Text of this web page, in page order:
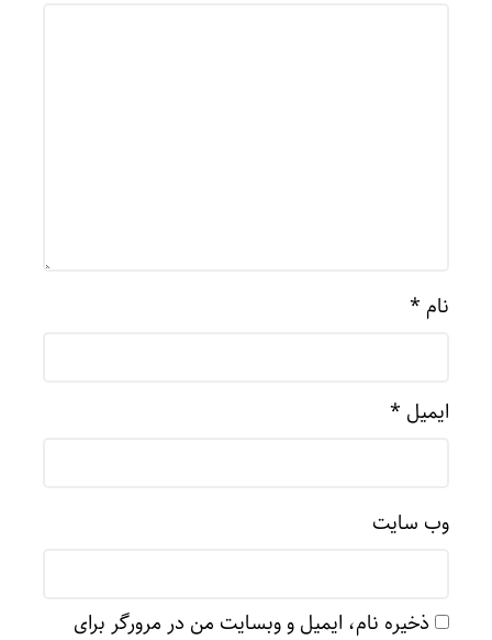
نام *
ایمیل *
وب‌ سایت
ذخیره نام، ایمیل و وبسایت من در مرورگر برای